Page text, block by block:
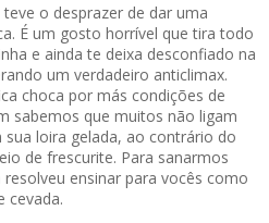
o desprazer de dar uma
É um gosto horrível que tira todo
e ainda te deixa desconfiado na
um verdadeiro anticlimax.
choca por más condições de
sabemos que muitos não ligam
loira gelada, ao contrário do
de frescurite. Para sanarmos
ensinar para vocês como
cevada.